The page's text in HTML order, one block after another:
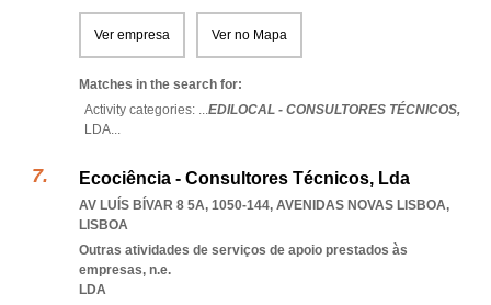
Ver empresa Ver no Mapa
Matches in the search for:
Activity categories: ...EDILOCAL - CONSULTORES TÉCNICOS,
LDA...
Ecociência - Consultores Técnicos, Lda
AV LUÍS BÍVAR 8 5A, 1050-144, AVENIDAS NOVAS LISBOA,
LISBOA
Outras atividades de serviços de apoio prestados às
empresas, n.e.
LDA